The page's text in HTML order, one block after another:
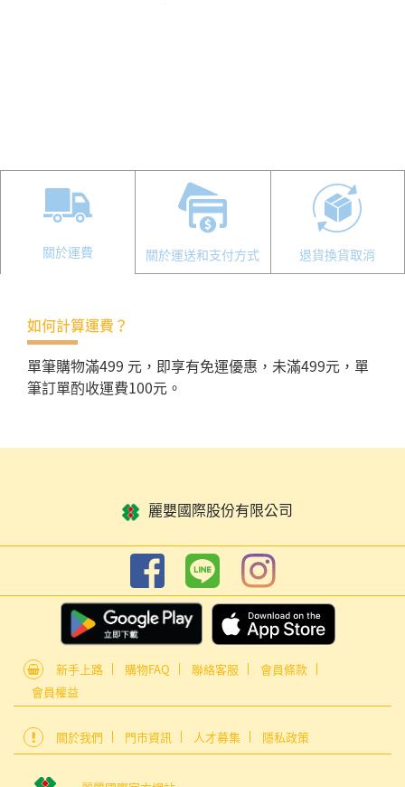
關於運費 關於運送和支付方式 退貨換貨取消
如何計算運費？
單筆購物滿499 元，即享有免運優惠，未滿499元，單
筆訂單酌收運費100元。
麗嬰國際股份有限公司
新手上路 購物FAQ 聯絡客服
會員條款
會員權益
關於我們 門市資訊 人才募集 隱私政策